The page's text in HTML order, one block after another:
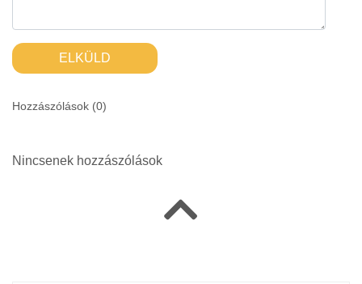
ELKÜLD
Hozzászólások (0)
Nincsenek hozzászólások